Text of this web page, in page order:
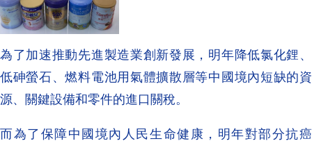
為了加速推動先進製造業創新發展，明年降低氯化鋰、
低砷螢石、燃料電池用氣體擴散層等中國境內短缺的資
源、關鍵設備和零件的進口關稅。
而為了保障中國境內人民生命健康，明年對部分抗癌